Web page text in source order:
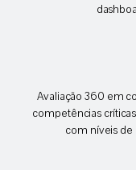
Avaliação 360 em
competências
com níveis de